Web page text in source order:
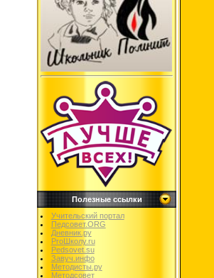
Полезные ссылки
Учительский портал
Педсовет.ORG
Дневник.ру
ProШколу.ru
Pedsovet.su
Завуч.инфо
Методисты.ру
Методсовет